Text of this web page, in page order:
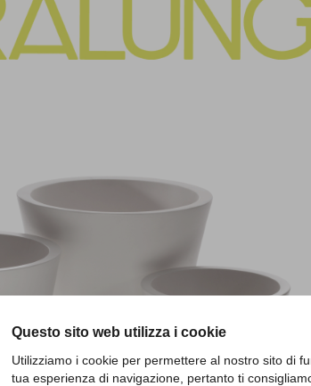
Questo sito web utilizza i cookie
Utilizziamo i cookie per permettere al nostro sito di
tua esperienza di navigazione, pertanto ti